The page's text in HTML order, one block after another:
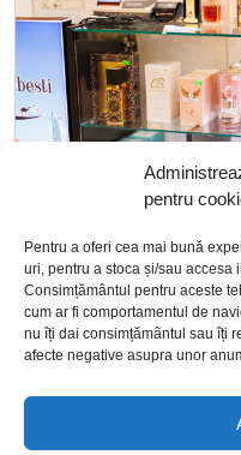
pentru
Pentru a oferi cea mai bună
uri, pentru a stoca și/sau
Consimțământul pentru aceste
cum ar fi comportamentul de
nu îți dai consimțământul sau îți
afecte negative asupra unor